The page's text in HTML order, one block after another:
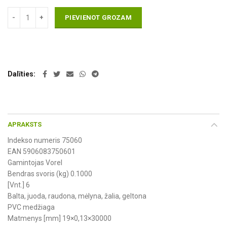
PIEVIENOT GROZAM
Dalīties
APRAKSTS
Indekso numeris 75060
EAN 5906083750601
Gamintojas Vorel
Bendras svoris (kg) 0.1000
[Vnt.] 6
Balta, juoda, raudona, mėlyna, žalia, geltona
PVC medžiaga
Matmenys [mm] 19×0,13×30000